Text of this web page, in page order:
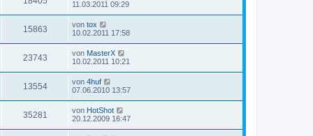
11.03.2011 09:29
15863 von tox
10.02.2011 17:58
23743 von MasterX
10.02.2011 10:21
13554 von 4huf
07.06.2010 13:57
35281 von HotShot
20.12.2009 16:47